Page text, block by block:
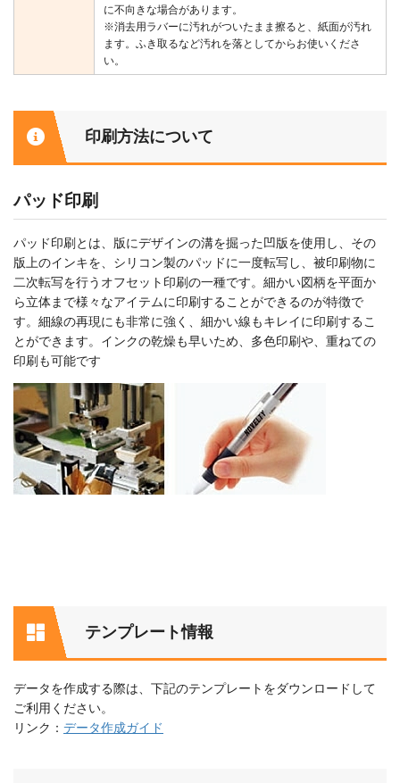
に不向きな場合があります。
※消去用ラバーに汚れがついたまま擦ると、紙面が汚れ
ます。ふき取るなど汚れを落としてからお使いくださ
い。
印刷方法について
パッド印刷
パッド印刷とは、版にデザインの溝を掘った凹版を使用し、その
版上のインキを、シリコン製のパッドに一度転写し、被印刷物に
二次転写を行うオフセット印刷の一種です。細かい図柄を平面か
ら立体まで様々なアイテムに印刷することができるのが特徴で
す。細線の再現にも非常に強く、細かい線もキレイに印刷するこ
とができます。インクの乾燥も早いため、多色印刷や、重ねての
印刷も可能です
テンプレート情報
データを作成する際は、下記のテンプレートをダウンロードして
ご利用ください。
リンク： データ作成ガイド